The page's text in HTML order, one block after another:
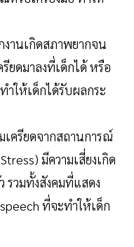
านเกิดสภาพยากจน
ยดมาลงที่เด็กได้ หรือ
ำให้เด็กได้รับผลกระ
เครียดจากสถานการณ์
มีความเสี่ยงเกิด
รวมทั้งสังคมที่แสดง
ที่จะทำให้เด็ก